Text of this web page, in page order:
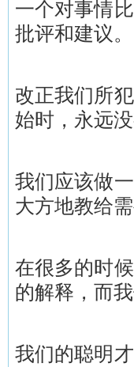
一个对事情
批评和建议。
改正我们所
始时，永远
我们应该做
大方地教给
在很多的时
的解释，而
我们的聪明